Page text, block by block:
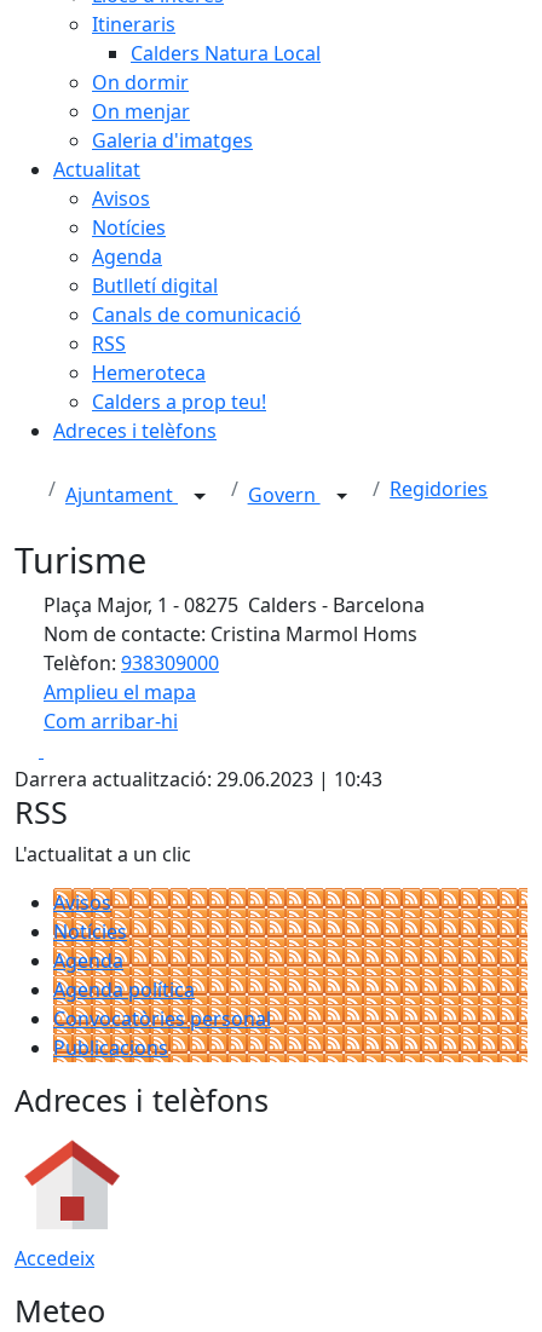
Itineraris
Calders Natura Local
On dormir
On menjar
Galeria d'imatges
Actualitat
Avisos
Notícies
Agenda
Butlletí digital
Canals de comunicació
RSS
Hemeroteca
Calders a prop teu!
Adreces i telèfons
Ajuntament Govern Regidories
Turisme
Plaça Major, 1 - 08275 Calders - Barcelona
Nom de contacte: Cristina Marmol Homs
Telèfon: 938309000
Amplieu el mapa
Com arribar-hi
+
−
Darrera actualització: 29.06.2023 | 10:43
RSS
L'actualitat a un clic
Avisos
Notícies
Agenda
Agenda política
Convocatòries personal
Publicacions
Adreces i telèfons
Accedeix
Meteo